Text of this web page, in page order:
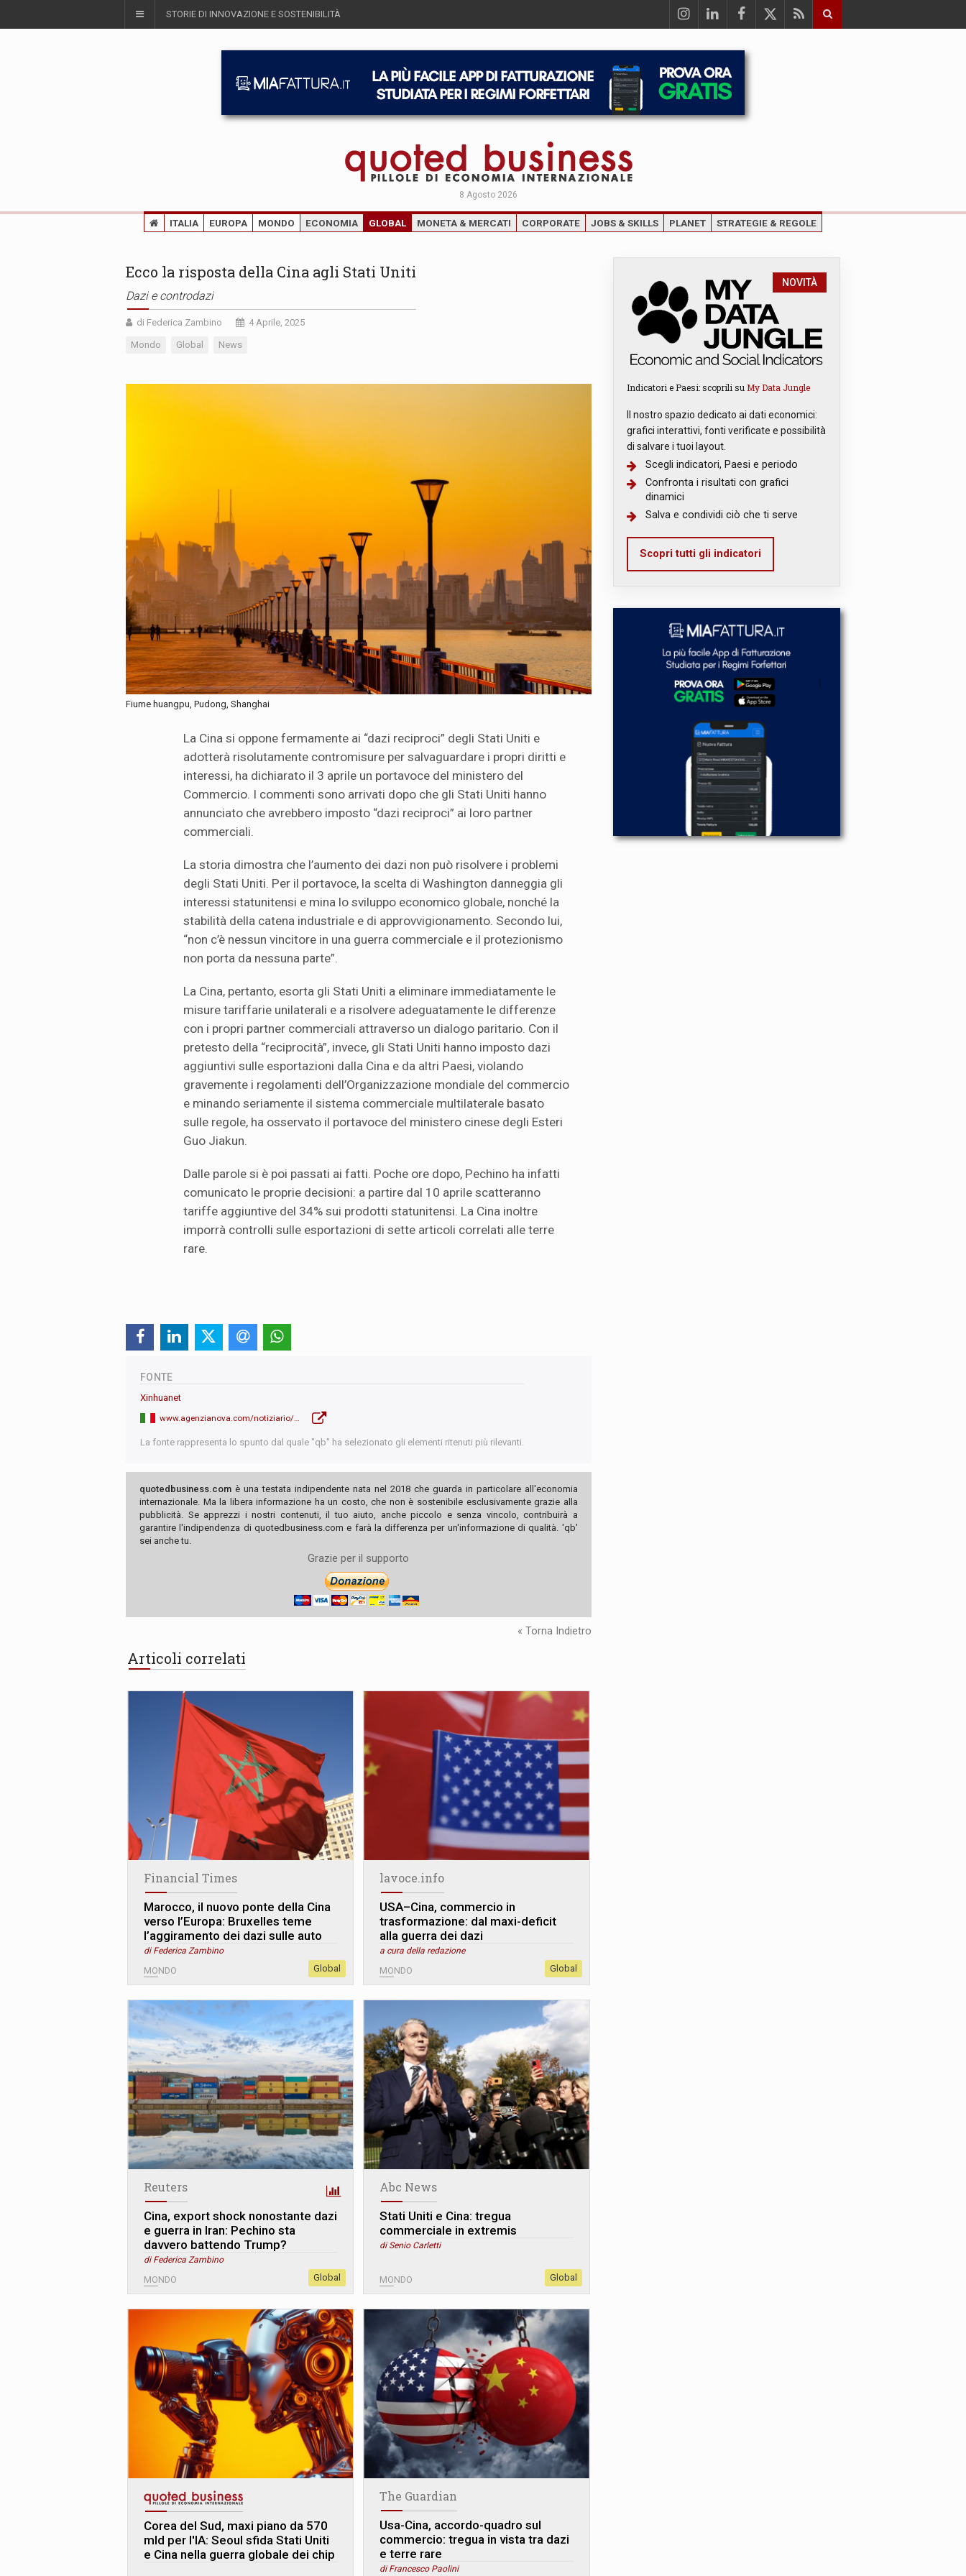
STORIE DI INNOVAZIONE E SOSTENIBILITÀ
8 Agosto 2026
ITALIA EUROPA MONDO ECONOMIA GLOBAL MONETA & MERCATI CORPORATE JOBS & SKILLS PLANET STRATEGIE & REGOLE
Ecco la risposta della Cina agli Stati Uniti
Dazi e controdazi
di Federica Zambino 4 Aprile, 2025
Mondo Global News
Fiume huangpu, Pudong, Shanghai
La Cina si oppone fermamente ai “dazi reciproci” degli Stati Uniti e
adotterà risolutamente contromisure per salvaguardare i propri diritti e
interessi, ha dichiarato il 3 aprile un portavoce del ministero del
Commercio. I commenti sono arrivati dopo che gli Stati Uniti hanno
annunciato che avrebbero imposto “dazi reciproci” ai loro partner
commerciali.
La storia dimostra che l’aumento dei dazi non può risolvere i problemi
degli Stati Uniti. Per il portavoce, la scelta di Washington danneggia gli
interessi statunitensi e mina lo sviluppo economico globale, nonché la
stabilità della catena industriale e di approvvigionamento. Secondo lui,
“non c’è nessun vincitore in una guerra commerciale e il protezionismo
non porta da nessuna parte”.
La Cina, pertanto, esorta gli Stati Uniti a eliminare immediatamente le
misure tariffarie unilaterali e a risolvere adeguatamente le differenze
con i propri partner commerciali attraverso un dialogo paritario. Con il
pretesto della “reciprocità”, invece, gli Stati Uniti hanno imposto dazi
aggiuntivi sulle esportazioni dalla Cina e da altri Paesi, violando
gravemente i regolamenti dell’Organizzazione mondiale del commercio
e minando seriamente il sistema commerciale multilaterale basato
sulle regole, ha osservato il portavoce del ministero cinese degli Esteri
Guo Jiakun.
Dalle parole si è poi passati ai fatti. Poche ore dopo, Pechino ha infatti
comunicato le proprie decisioni: a partire dal 10 aprile scatteranno
tariffe aggiuntive del 34% sui prodotti statunitensi. La Cina inoltre
imporrà controlli sulle esportazioni di sette articoli correlati alle terre
rare.
FONTE
Xinhuanet
La fonte rappresenta lo spunto dal quale "qb" ha selezionato gli elementi ritenuti più rilevanti.
quotedbusiness.com è una testata indipendente nata nel 2018 che guarda in particolare all'economia
internazionale. Ma la libera informazione ha un costo, che non è sostenibile esclusivamente grazie alla
pubblicità. Se apprezzi i nostri contenuti, il tuo aiuto, anche piccolo e senza vincolo, contribuirà a
garantire l'indipendenza di quotedbusiness.com e farà la differenza per un'informazione di qualità. 'qb'
sei anche tu.
Grazie per il supporto
« Torna Indietro
Articoli correlati
Financial Times
Marocco, il nuovo ponte della Cina
verso l’Europa: Bruxelles teme
l’aggiramento dei dazi sulle auto
di Federica Zambino
MONDO Global
lavoce.info
USA–Cina, commercio in
trasformazione: dal maxi-deficit
alla guerra dei dazi
a cura della redazione
MONDO Global
Reuters
Cina, export shock nonostante dazi
e guerra in Iran: Pechino sta
davvero battendo Trump?
di Federica Zambino
MONDO Global
Abc News
Stati Uniti e Cina: tregua
commerciale in extremis
di Senio Carletti
MONDO Global
Corea del Sud, maxi piano da 570
mld per l'IA: Seoul sfida Stati Uniti
e Cina nella guerra globale dei chip
The Guardian
Usa-Cina, accordo-quadro sul
commercio: tregua in vista tra dazi
e terre rare
di Francesco Paolini
NOVITÀ
Indicatori e Paesi: scoprili su My Data Jungle
Il nostro spazio dedicato ai dati economici:
grafici interattivi, fonti verificate e possibilità
di salvare i tuoi layout.
Scegli indicatori, Paesi e periodo
Confronta i risultati con grafici
dinamici
Salva e condividi ciò che ti serve
Scopri tutti gli indicatori